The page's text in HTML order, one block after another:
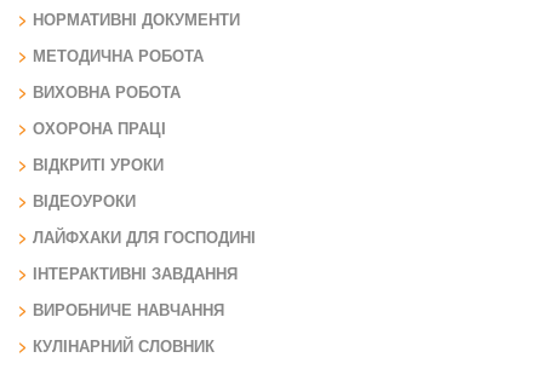
НОРМАТИВНІ ДОКУМЕНТИ
МЕТОДИЧНА РОБОТА
ВИХОВНА РОБОТА
ОХОРОНА ПРАЦІ
ВІДКРИТІ УРОКИ
ВІДЕОУРОКИ
ЛАЙФХАКИ ДЛЯ ГОСПОДИНІ
ІНТЕРАКТИВНІ ЗАВДАННЯ
ВИРОБНИЧЕ НАВЧАННЯ
КУЛІНАРНИЙ СЛОВНИК